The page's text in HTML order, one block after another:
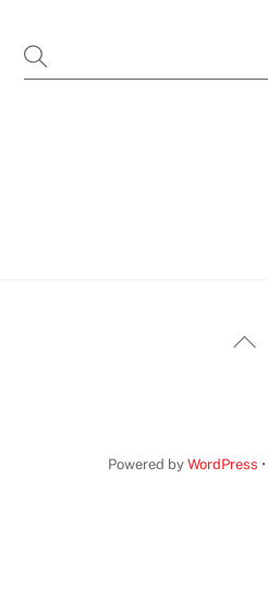
Back
Powered by WordPress •